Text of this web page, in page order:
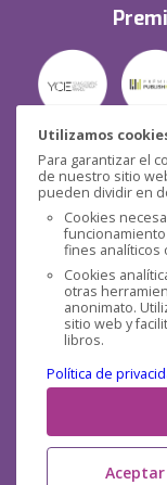
Utilizamos
Para garantizar el
de nuestro sitio
pueden dividir en
Cookies
fines analíticos
Cookies
otras
anonimato.
sitio web y
libros.
Política de
Aceptar